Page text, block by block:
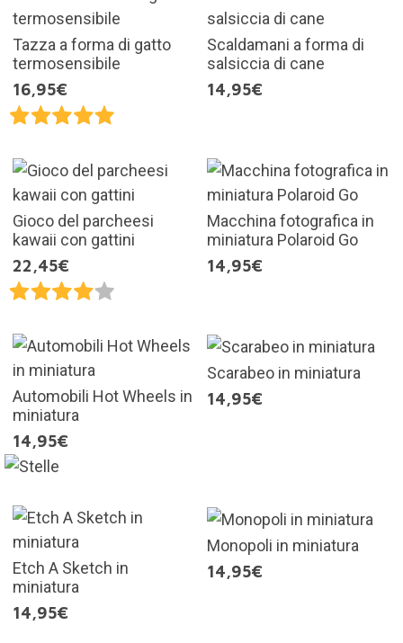
Tazza a forma di gatto
termosensibile
16,95€
Scaldamani a forma di
salsiccia di cane
14,95€
Gioco del parcheesi
kawaii con gattini
22,45€
Macchina fotografica in
miniatura Polaroid Go
14,95€
Automobili Hot Wheels in
miniatura
14,95€
Scarabeo in miniatura
14,95€
Etch A Sketch in
miniatura
14,95€
Monopoli in miniatura
14,95€